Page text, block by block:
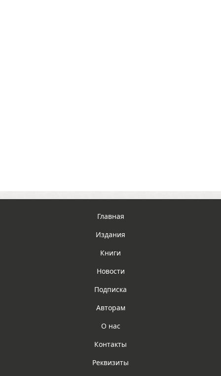
Главная
Издания
Книги
Новости
Подписка
Авторам
О нас
Контакты
Реквизиты